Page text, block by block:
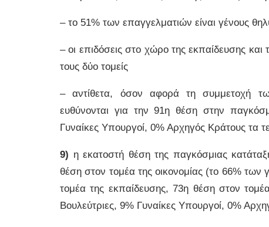
– το 51% των επαγγελματιών είναι γένους
– οι επιδόσεις στο χώρο της εκπαίδευσης
τους δύο τομείς
– αντίθετα, όσον αφορά τη συμμετοχή
ευθύνονται για την 91η θέση στην
Γυναίκες Υπουργοί, 0% Αρχηγός Κράτους τα
9) η εκατοστή θέση της παγκόσμιας
θέση στον τομέα της οικονομίας (το 66% των
τομέα της εκπαίδευσης, 73η θέση στον
Βουλεύτριες, 9% Γυναίκες Υπουργοί, 0%